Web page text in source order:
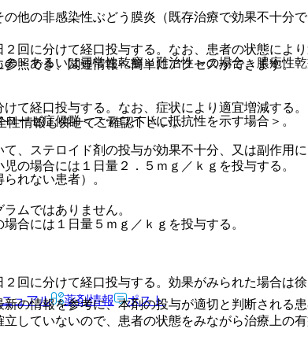
他の非感染性ぶどう膜炎（既存治療で効果不十分
あるいは尋常性乾癬＜難治性＞の場合、膿疱性乾
ーゼ症候群＜ステロイドに抵抗性を示す場合＞。
、ステロイド剤の投与が効果不十分、又は副作用に
れない患者）。
の情報を参考に、本剤の投与が適切と判断される
していないので、患者の状態をみながら治療上の
回に分けて経口投与する。なお、患者の状態により
て経口投与する。なお、症状により適宜増減する。
の場合には１日量２．５ｍｇ／ｋｇを投与する。
合には１日量５ｍｇ／ｋｇを投与する。
回に分けて経口投与する。効果がみられた場合は
照でき、関連情報へ簡単にアクセスができます。
性情報も併せてご確認下さい。
ムではありません。
ュアル 薬剤情報 ポスト